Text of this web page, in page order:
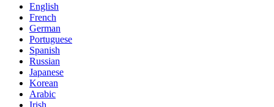
English
French
German
Portuguese
Spanish
Russian
Japanese
Korean
Arabic
Irish